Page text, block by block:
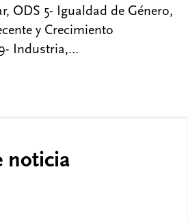
ODS 5- Igualdad de Género,
y Crecimiento
Industria,…
noticia